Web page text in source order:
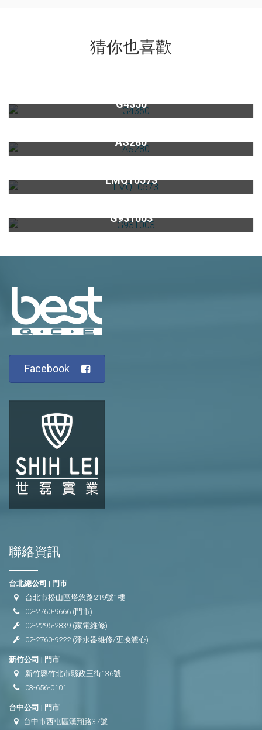
猜你也喜歡
G4350
AS280
LMQ10573
G931003
Facebook
聯絡資訊
台北總公司 | 門市
台北市松山區塔悠路219號1樓
02-2760-9666 (門市)
02-2295-2839 (家電維修)
02-2760-9222(淨水器維修/更換濾心)
新竹公司 | 門市
新竹縣竹北市縣政三街136號
03-656-0101
台中公司 | 門市
台中市西屯區漢翔路37號